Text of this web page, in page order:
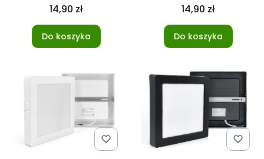
14,90 zł
Do koszyka
14,90 zł
Do koszyka